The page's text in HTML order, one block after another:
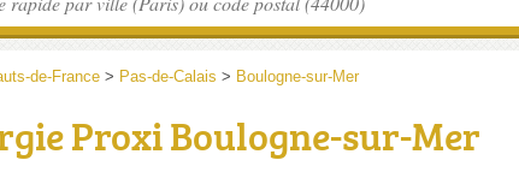
de-France > Pas-de-Calais > Boulogne-sur-Mer
Proxi Boulogne-sur-Mer